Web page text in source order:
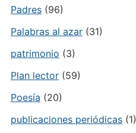
Padres(96)
Palabras al azar(31)
patrimonio (3)
Plan lector(59)
Poesía (20)
publicaciones periódicas(1)